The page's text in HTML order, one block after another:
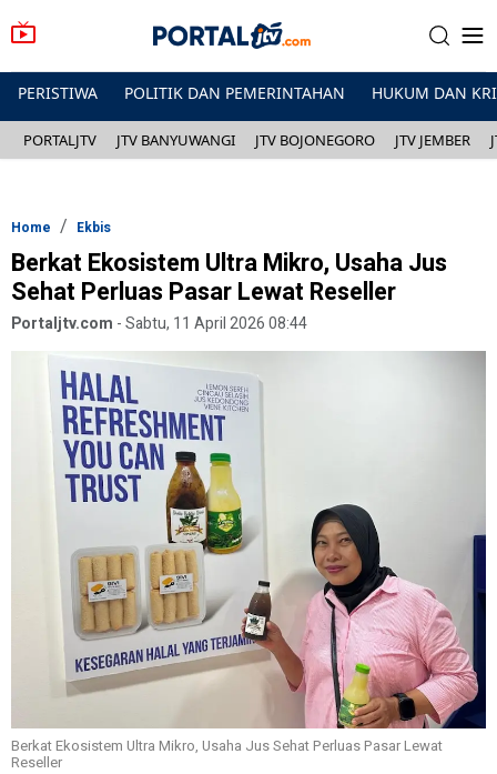
PERISTIWA POLITIK DAN PEMERINTAHAN HUKUM DAN
PORTALJTV JTV BANYUWANGI JTV BOJONEGORO JTV JEMBER
Home Ekbis
Berkat Ekosistem Ultra Mikro, Usaha Jus
Sehat Perluas Pasar Lewat Reseller
Portaljtv.com -Sabtu, 11 April 2026 08:44
Berkat Ekosistem Ultra Mikro, Usaha Jus Sehat Perluas Pasar Lewat
Reseller